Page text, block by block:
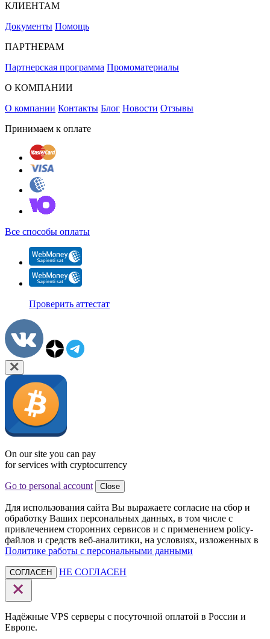
КЛИЕНТАМ
Документы Помощь
ПАРТНЕРАМ
Партнерская программа Промоматериалы
О КОМПАНИИ
О компании Контакты Блог Новости Отзывы
Принимаем к оплате
Все способы оплаты
Проверить аттестат
On our site you can pay
for services with cryptocurrency
Go to personal account Close
Для использования сайта Вы выражаете согласие на сбор и
обработку Ваших персональных данных, в том числе с
привлечением сторонних сервисов и с применением policy-
файлов и средств веб-аналитики, на условиях, изложенных в
Политике работы с персональными данными
СОГЛАСЕН НЕ СОГЛАСЕН
Надёжные VPS серверы с посуточной оплатой в России и
Европе.